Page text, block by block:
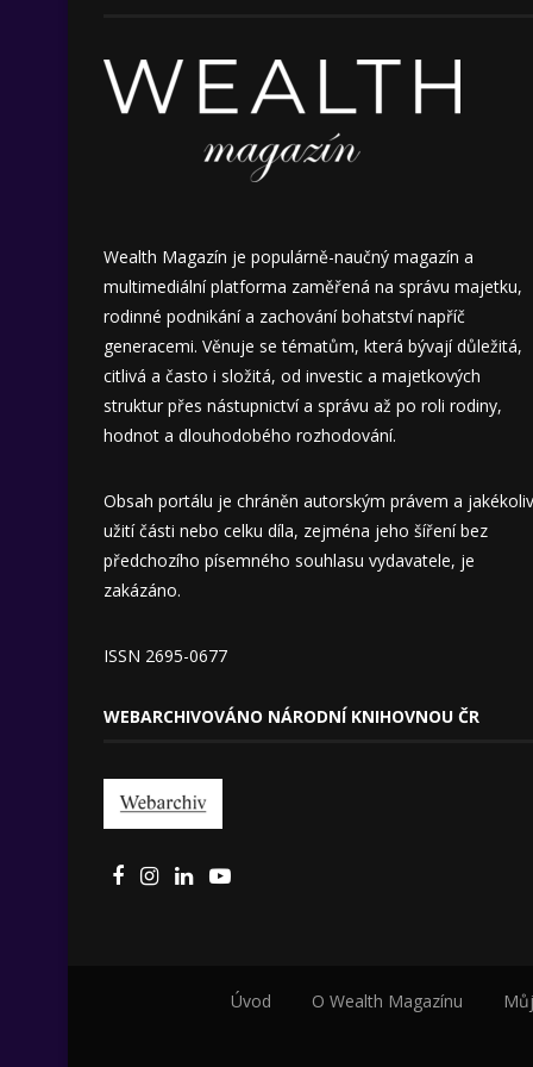
Wealth Magazín je populárně-naučný magazín a
multimediální platforma zaměřená na správu majetku,
rodinné podnikání a zachování bohatství napříč
generacemi. Věnuje se tématům, která bývají důležitá,
citlivá a často i složitá, od investic a majetkových
struktur přes nástupnictví a správu až po roli rodiny,
hodnot a dlouhodobého rozhodování.
Obsah portálu je chráněn autorským právem a jakékoliv
užití části nebo celku díla, zejména jeho šíření bez
předchozího písemného souhlasu vydavatele, je
zakázáno.
ISSN 2695-0677
WEBARCHIVOVÁNO NÁRODNÍ KNIHOVNOU ČR
Úvod O Wealth Magazínu